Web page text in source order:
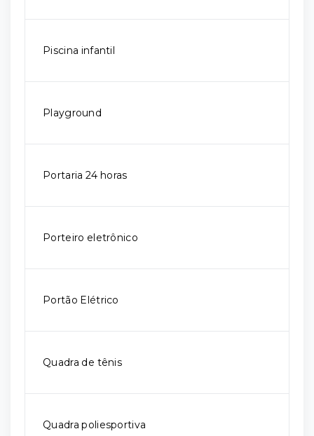
Piscina infantil
Playground
Portaria 24 horas
Porteiro eletrônico
Portão Elétrico
Quadra de tênis
Quadra poliesportiva